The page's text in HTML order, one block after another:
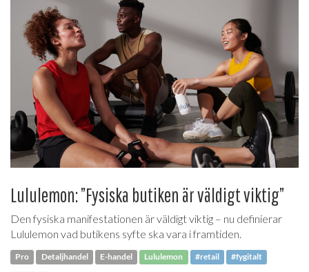
Lululemon: ”Fysiska butiken är väldigt viktig”
Den fysiska manifestationen är väldigt viktig – nu definierar
Lululemon vad butikens syfte ska vara i framtiden.
Pro Detaljhandel E-handel Lululemon #retail #fygitalt